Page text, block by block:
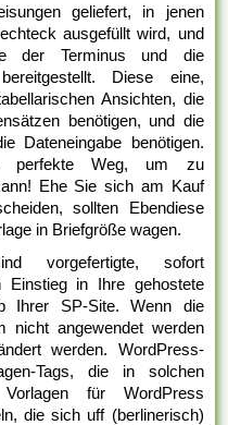
geliefert, in jenen
ausgefüllt wird, und
der Terminus und die
Diese eine,
Ansichten, die
benötigen, und die
Dateneingabe benötigen.
perfekte Weg, um zu
Ehe Sie sich am Kauf
sollten Ebendiese
in Briefgröße wagen.
vorgefertigte, sofort
Einstieg in Ihre gehostete
Ihrer SP-Site. Wenn die
nicht angewendet werden
werden. WordPress-
Tags, die in solchen
für WordPress
die sich uff (berlinerisch)